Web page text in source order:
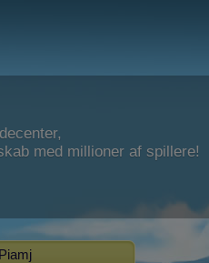
med millioner af spillere!
Piamj